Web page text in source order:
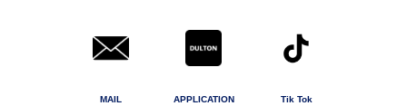
MAIL
APPLICATION Tik Tok